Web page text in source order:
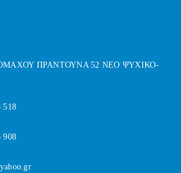
ΠΡΑΝΤΟΥΝΑ 52 ΝΕΟ ΨΥΧΙΚΟ-
518
908